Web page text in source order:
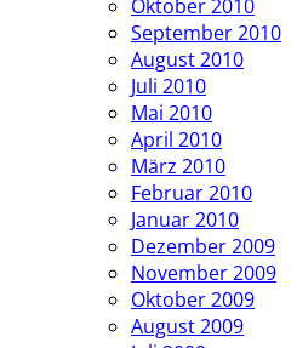
Oktober 2010
September 2010
August 2010
Juli 2010
Mai 2010
April 2010
März 2010
Februar 2010
Januar 2010
Dezember 2009
November 2009
Oktober 2009
August 2009